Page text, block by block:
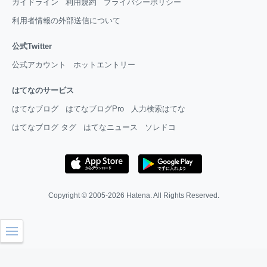
ガイドライン 利用規約 プライバシーポリシー
利用者情報の外部送信について
公式Twitter
公式アカウント ホットエントリー
はてなのサービス
はてなブログ はてなブログPro 人力検索はてな
はてなブログ タグ はてなニュース ソレドコ
Copyright © 2005-2026 Hatena . All Rights Reserved.